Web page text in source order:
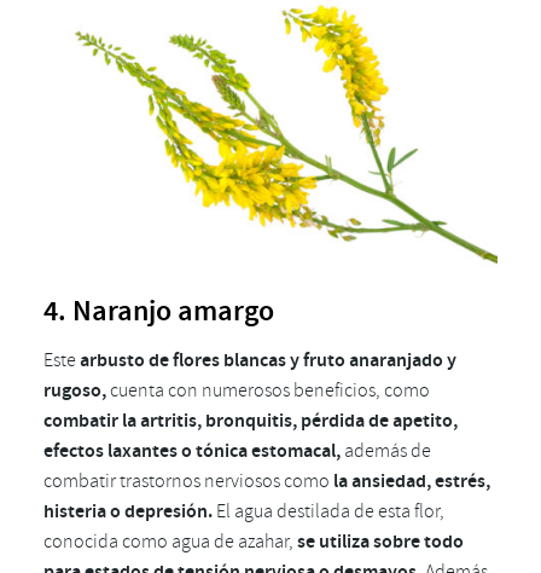
4. Naranjo amargo
Estearbusto de flores blancas y fruto anaranjado y
rugoso,cuenta con numerosos beneficios, como
combatir la artritis, bronquitis, pérdida de apetito,
efectos laxantes o tónica estomacal, además de
combatir trastornos nerviosos como la ansiedad, estrés,
histeria o depresión. El agua destilada de esta flor,
conocida como agua de azahar, se utiliza sobre todo